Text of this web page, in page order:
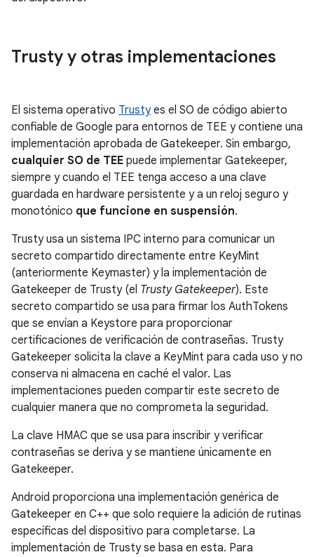
Trusty y otras implementaciones
El sistema operativo Trustyes el SO de código abierto
confiable de Google para entornos de TEE y contiene una
implementación aprobada de Gatekeeper. Sin embargo,
cualquier SO de TEE puede implementar Gatekeeper,
siempre y cuando el TEE tenga acceso a una clave
guardada en hardware persistente y a un reloj seguro y
monotónico que funcione en suspensión.
Trusty usa un sistema IPC interno para comunicar un
secreto compartido directamente entre KeyMint
(anteriormente Keymaster) y la implementación de
Gatekeeper de Trusty (el Trusty Gatekeeper). Este
secreto compartido se usa para firmar los AuthTokens
que se envían a Keystore para proporcionar
certificaciones de verificación de contraseñas. Trusty
Gatekeeper solicita la clave a KeyMint para cada uso y no
conserva ni almacena en caché el valor. Las
implementaciones pueden compartir este secreto de
cualquier manera que no comprometa la seguridad.
La clave HMAC que se usa para inscribir y verificar
contraseñas se deriva y se mantiene únicamente en
Gatekeeper.
Android proporciona una implementación genérica de
Gatekeeper en C++ que solo requiere la adición de rutinas
específicas del dispositivo para completarse. La
implementación de Trusty se basa en esta. Para